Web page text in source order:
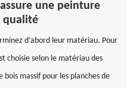
une peinture
qualité
d’abord leur matériau. Pour
choisie selon le matériau des
massif pour les planches de